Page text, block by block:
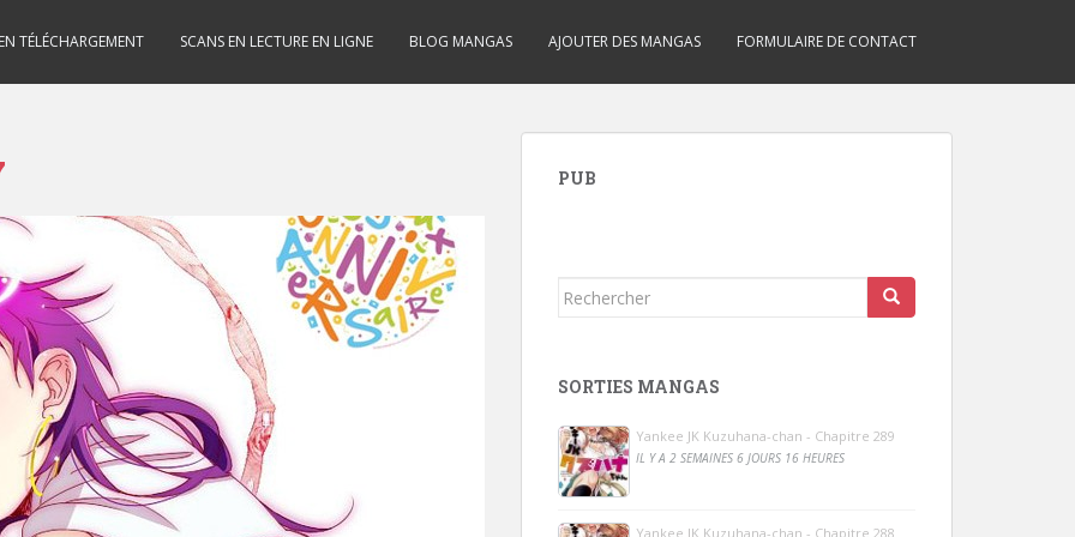
TÉLÉCHARGEMENT SCANS EN LECTURE EN LIGNE BLOG MANGAS AJOUTER DES MANGAS FORMULAIRE DE CONTACT
PUB
Rechercher...
SORTIES MANGAS
Yankee JK Kuzuhana-chan - Chapitre 289
IL Y A 2 SEMAINES 6 JOURS 16 HEURES
Yankee JK Kuzuhana-chan - Chapitre 288